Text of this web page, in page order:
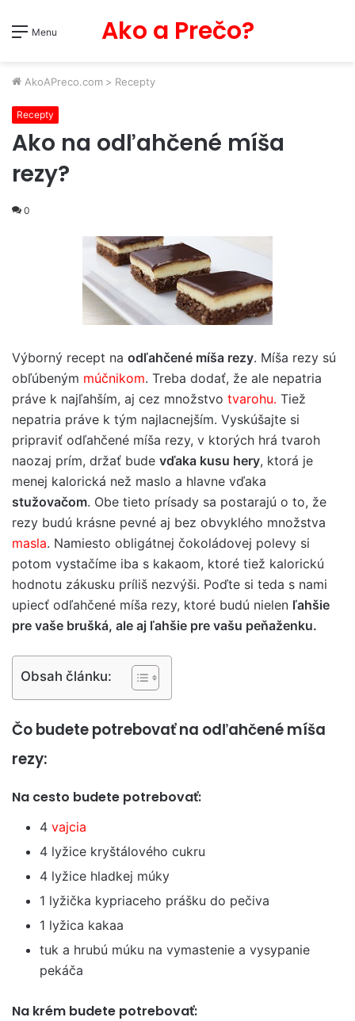
Menu Ako a Prečo?
AkoAPreco.com > Recepty
Recepty
Ako na odľahčené míša
rezy?
0
Výborný recept na odľahčené míša rezy. Míša rezy sú
obľúbeným múčnikom. Treba dodať, že ale nepatria
práve k najľahším, aj cez množstvo tvarohu. Tiež
nepatria práve k tým najlacnejším. Vyskúšajte si
pripraviť odľahčené míša rezy, v ktorých hrá tvaroh
naozaj prím, držať bude vďaka kusu hery, ktorá je
menej kalorická než maslo a hlavne vďaka
stužovačom. Obe tieto prísady sa postarajú o to, že
rezy budú krásne pevné aj bez obvyklého množstva
masla. Namiesto obligátnej čokoládovej polevy si
potom vystačíme iba s kakaom, ktoré tiež kalorickú
hodnotu zákusku príliš nezvýši. Poďte si teda s nami
upiecť odľahčené míša rezy, ktoré budú nielen ľahšie
pre vaše brušká, ale aj ľahšie pre vašu peňaženku.
Obsah článku:
Čo budete potrebovať na odľahčené míša
rezy:
Na cesto budete potrebovať:
4 vajcia
4 lyžice kryštálového cukru
4 lyžice hladkej múky
1 lyžička kypriaceho prášku do pečiva
1 lyžica kakaa
tuk a hrubú múku na vymastenie a vysypanie
pekáča
Na krém budete potrebovať: